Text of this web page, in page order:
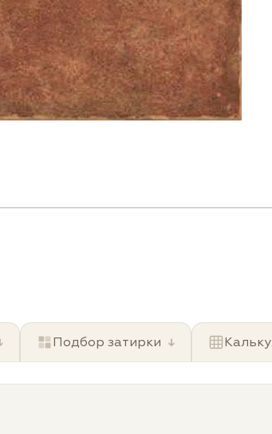
Подбор затирки ↓